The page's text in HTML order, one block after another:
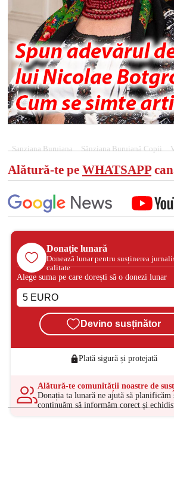
Sanziana Buruiana Sânziana Buruiană Copii
Alătură-te pe WHATSAPP
Donație lunară
Donează lunar pentru susținerea
calitate
Alege suma pe care dorești să o donezi lunar
Devino susținător
Plată sigură și protejată
Alătură-te comunității noastre de
Donația ta lunară ne ajută să planificăm
continuăm să informăm corect și